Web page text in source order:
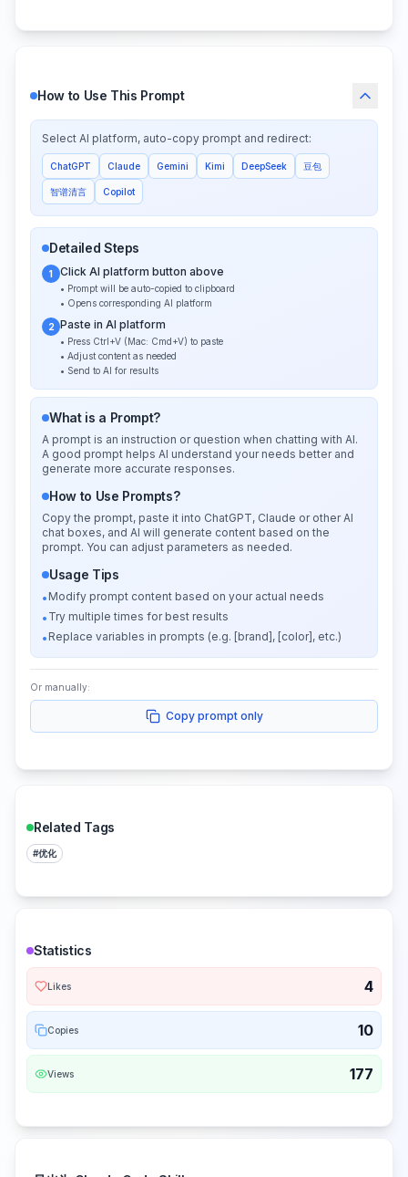
How to Use This Prompt
Select AI platform, auto-copy prompt and redirect:
ChatGPT Claude Gemini Kimi DeepSeek 豆包
智谱清言 Copilot
Detailed Steps
1 Click AI platform button above
• Prompt will be auto-copied to clipboard
• Opens corresponding AI platform
2 Paste in AI platform
• Press Ctrl+V (Mac: Cmd+V) to paste
• Adjust content as needed
• Send to AI for results
What is a Prompt?
A prompt is an instruction or question when chatting with AI.
A good prompt helps AI understand your needs better and
generate more accurate responses.
How to Use Prompts?
Copy the prompt, paste it into ChatGPT, Claude or other AI
chat boxes, and AI will generate content based on the
prompt. You can adjust parameters as needed.
Usage Tips
• Modify prompt content based on your actual needs
• Try multiple times for best results
• Replace variables in prompts (e.g. [brand], [color], etc.)
Or manually:
Copy prompt only
Related Tags
#优化
Statistics
Likes 4
Copies 10
Views 177